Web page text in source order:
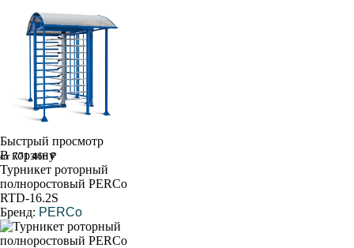
Быстрый просмотр
В корзину
от 771 466 ₽
Турникет роторный
полноростовый PERCo
RTD-16.2S
Бренд: PERCo